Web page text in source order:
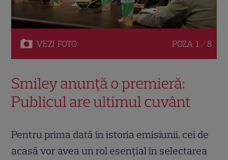
VEZI FOTO POZA 1 / 8
Smiley anunță o premieră:
Publicul are ultimul cuvânt
Pentru prima dată în istoria emisiunii, cei de
acasă vor avea un rol esențial în selectarea